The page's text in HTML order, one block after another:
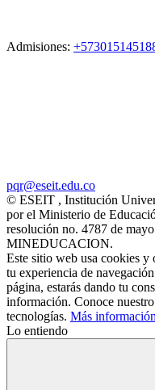
Admisiones:
pqr@eseit.edu.co
© ESEIT , Institución
por el Ministerio de
resolución no. 4787 de
MINEDUCACION.
Este sitio web usa cookies y
tu experiencia de
página, estarás dando tu
información. Conoce
tecnologías. Más
Lo entiendo